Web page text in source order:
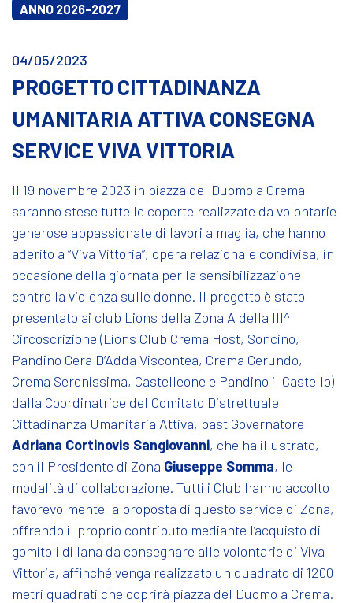
ANNO 2026-2027
04/05/2023
PROGETTO CITTADINANZA
UMANITARIA ATTIVA CONSEGNA
SERVICE VIVA VITTORIA
Il 19 novembre 2023 in piazza del Duomo a Crema
saranno stese tutte le coperte realizzate da volontarie
generose appassionate di lavori a maglia, che hanno
aderito a “Viva Vittoria”, opera relazionale condivisa, in
occasione della giornata per la sensibilizzazione
contro la violenza sulle donne. Il progetto è stato
presentato ai club Lions della Zona A della III^
Circoscrizione (Lions Club Crema Host, Soncino,
Pandino Gera D’Adda Viscontea, Crema Gerundo,
Crema Serenissima, Castelleone e Pandino il Castello)
dalla Coordinatrice del Comitato Distrettuale
Cittadinanza Umanitaria Attiva, past Governatore
Adriana Cortinovis Sangiovanni, che ha illustrato,
con il Presidente di Zona Giuseppe Somma, le
modalità di collaborazione. Tutti i Club hanno accolto
favorevolmente la proposta di questo service di Zona,
offrendo il proprio contributo mediante l’acquisto di
gomitoli di lana da consegnare alle volontarie di Viva
Vittoria, affinché venga realizzato un quadrato di 1200
metri quadrati che coprirà piazza del Duomo a Crema.